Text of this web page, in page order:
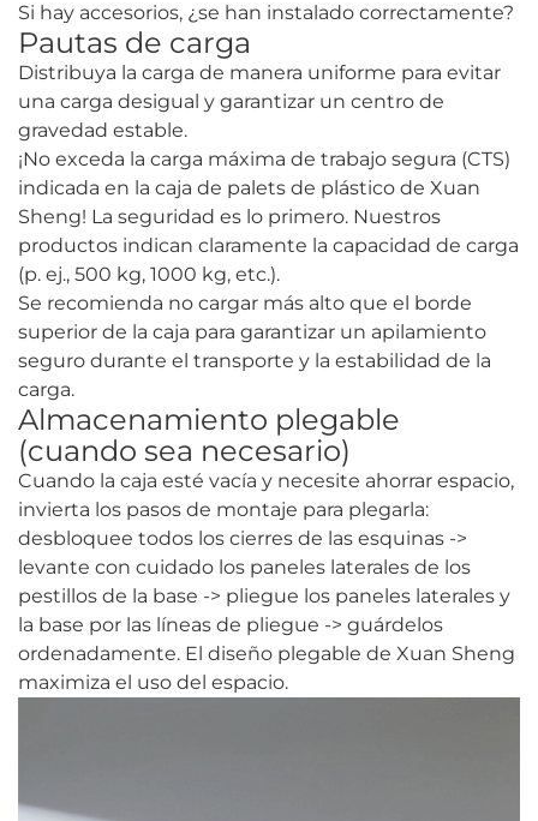
Si hay accesorios, ¿se han instalado correctamente?
Pautas de carga
Distribuya la carga de manera uniforme para evitar
una carga desigual y garantizar un centro de
gravedad estable.
¡No exceda la carga máxima de trabajo segura (CTS)
indicada en la caja de palets de plástico de Xuan
Sheng! La seguridad es lo primero. Nuestros
productos indican claramente la capacidad de carga
(p. ej., 500 kg, 1000 kg, etc.).
Se recomienda no cargar más alto que el borde
superior de la caja para garantizar un apilamiento
seguro durante el transporte y la estabilidad de la
carga.
Almacenamiento plegable
(cuando sea necesario)
Cuando la caja esté vacía y necesite ahorrar espacio,
invierta los pasos de montaje para plegarla:
desbloquee todos los cierres de las esquinas ->
levante con cuidado los paneles laterales de los
pestillos de la base -> pliegue los paneles laterales y
la base por las líneas de pliegue -> guárdelos
ordenadamente. El diseño plegable de Xuan Sheng
maximiza el uso del espacio.